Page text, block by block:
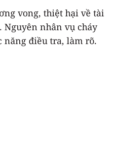
vong, thiệt hại về tài
Nguyên nhân vụ cháy
năng điều tra, làm rõ.